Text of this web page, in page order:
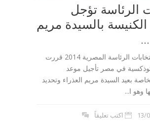
الرئاسة تؤجل
بالسيدة مريم
بسبب من انتخابات الرئاسة المصرية 2014 قررت
في مصر تأجيل موعد
بعيد السيدة مريم العذراء وتحديد
وهو ا...
13/ اكتب تعليقاً